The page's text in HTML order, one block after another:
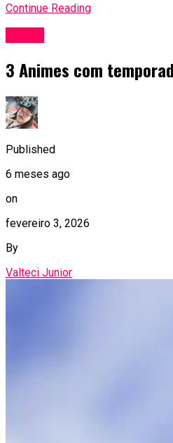
Continue Reading
3 Animes com
Published
6 meses ago
on
fevereiro 3, 2026
By
Valteci Junior